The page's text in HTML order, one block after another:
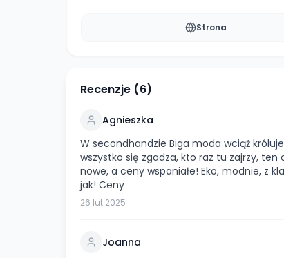
Strona
Recenzje (6)
Agnieszka
W secondhandzie Biga moda wciąż
wszystko się zgadza, kto raz tu zajrzy,
nowe, a ceny wspaniałe! Eko, modnie, z
jak! Ceny
26 lut 2025
Joanna